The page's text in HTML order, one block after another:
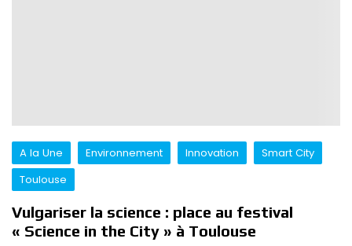
A la Une Environnement Innovation
Smart City
Toulouse
Vulgariser la science : place au festival
« Science in the City » à Toulouse